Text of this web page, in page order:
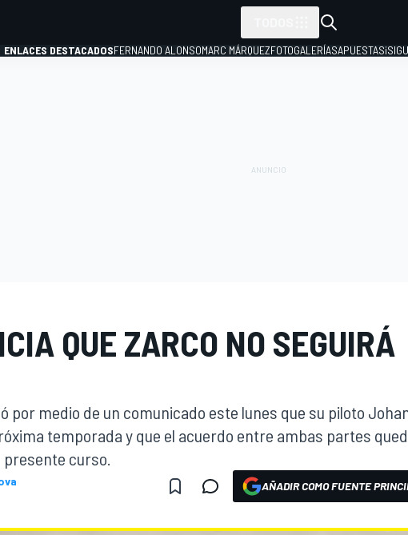
ENLACES DESTACADOSFERNANDO ALONSOMARC MÁRQUEZFOTOGALERÍASAPUESTAS
QUE ZARCO NO SEGUIRÁ
por medio de un comunicado este lunes que su piloto
temporada y que el acuerdo entre ambas partes
curso.
AÑADIR COMO FUENTE